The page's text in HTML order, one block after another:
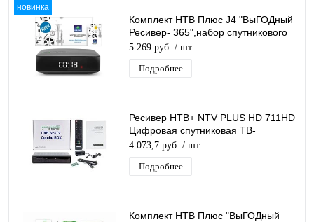
новинка
Комплект НТВ Плюс J4 "ВыГОДный
Ресивер- 365",набор спутникового
тв для просмотра каналов 1 год
5 269 руб. / шт
Подробнее
Ресивер НТВ+ NTV PLUS HD 711HD
Цифровая спутниковая ТВ-
приставка, DVB-T2 тюнер, FullHD
медиаплеер
4 073,7 руб. / шт
Подробнее
Комплект НТВ Плюс "ВыГОДный